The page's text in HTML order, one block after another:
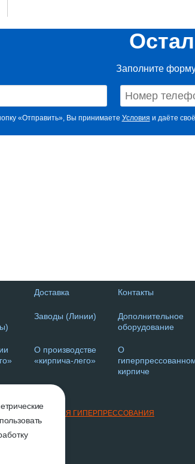
Заполните
«Отправить», Вы принимаете Условия и даёте своё
Доставка Контакты
Заводы (Линии)
Дополнительное
оборудование
О производстве
«кирпича-лего»
О
кирпиче
ДЛЯ ГИПЕРПРЕССОВАНИЯ